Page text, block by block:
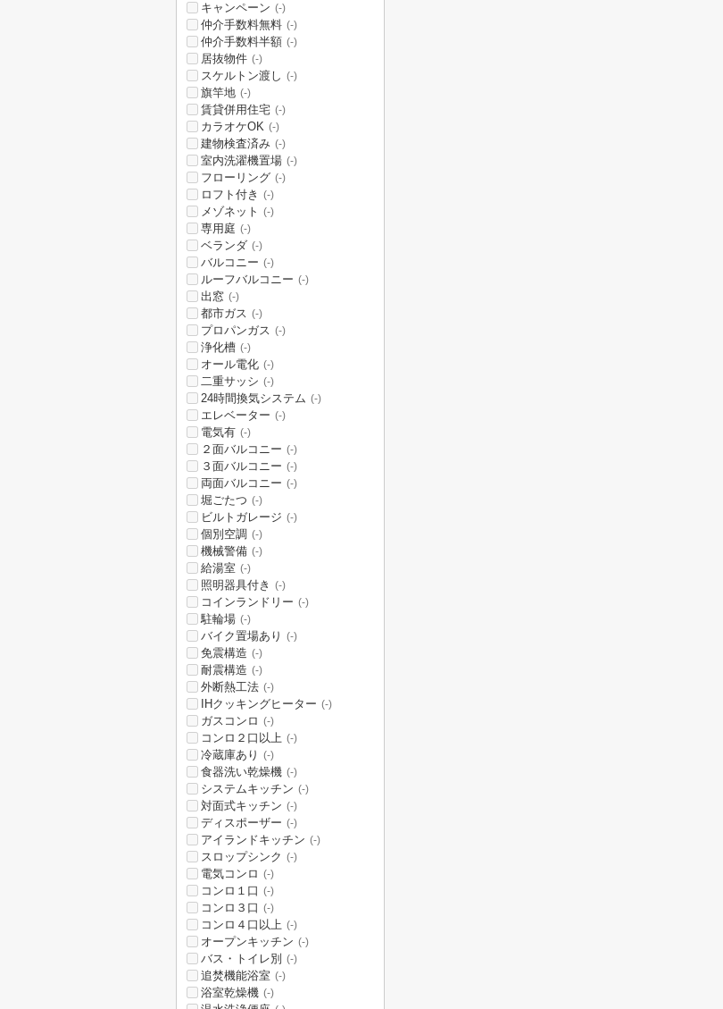
キャンペーン (-)
仲介手数料無料 (-)
仲介手数料半額 (-)
居抜物件 (-)
スケルトン渡し (-)
旗竿地 (-)
賃貸併用住宅 (-)
カラオケOK (-)
建物検査済み (-)
室内洗濯機置場 (-)
フローリング (-)
ロフト付き (-)
メゾネット (-)
専用庭 (-)
ベランダ (-)
バルコニー (-)
ルーフバルコニー (-)
出窓 (-)
都市ガス (-)
プロパンガス (-)
浄化槽 (-)
オール電化 (-)
二重サッシ (-)
24時間換気システム (-)
エレベーター (-)
電気有 (-)
２面バルコニー (-)
３面バルコニー (-)
両面バルコニー (-)
堀ごたつ (-)
ビルトガレージ (-)
個別空調 (-)
機械警備 (-)
給湯室 (-)
照明器具付き (-)
コインランドリー (-)
駐輪場 (-)
バイク置場あり (-)
免震構造 (-)
耐震構造 (-)
外断熱工法 (-)
IHクッキングヒーター (-)
ガスコンロ (-)
コンロ２口以上 (-)
冷蔵庫あり (-)
食器洗い乾燥機 (-)
システムキッチン (-)
対面式キッチン (-)
ディスポーザー (-)
アイランドキッチン (-)
スロップシンク (-)
電気コンロ (-)
コンロ１口 (-)
コンロ３口 (-)
コンロ４口以上 (-)
オープンキッチン (-)
バス・トイレ別 (-)
追焚機能浴室 (-)
浴室乾燥機 (-)